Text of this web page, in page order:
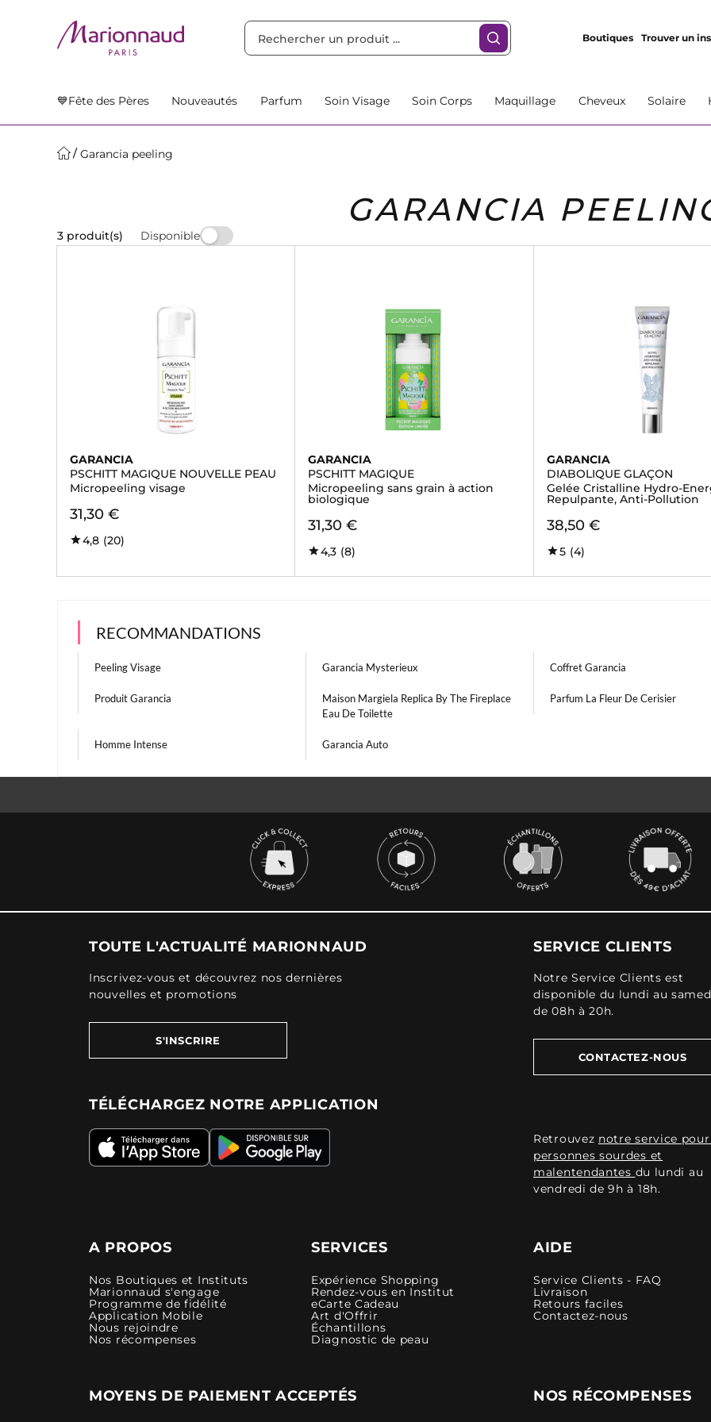
Boutiques Trouver un
💙Fête des Pères Nouveautés Parfum Soin Visage Soin Corps Maquillage Cheveux Solaire
Garancia peeling
GARANCIA
3 produit(s) Disponible
GARANCIA
PSCHITT MAGIQUE NOUVELLE PEAU
Micropeeling visage
31,30 €
4,8 (20)
GARANCIA
PSCHITT MAGIQUE
Micropeeling sans grain à action
biologique
31,30 €
4,3 (8)
GARANCIA
DIABOLIQUE GLAÇON
Gelée Cristalline Hydro-
Repulpante, Anti-Pollution
38,50 €
5 (4)
RECOMMANDATIONS
Peeling Visage Garancia Mysterieux Coffret Garancia
Produit Garancia
Maison Margiela Replica By The Fireplace
Eau De Toilette
Parfum La Fleur De Cerisier
Homme Intense Garancia Auto
TOUTE L'ACTUALITÉ MARIONNAUD
Inscrivez-vous et découvrez nos dernières
nouvelles et promotions
S'INSCRIRE
TÉLÉCHARGEZ NOTRE APPLICATION
SERVICE CLIENTS
Notre Service Clients est
disponible du lundi au
de 08h à 20h.
CONTACTEZ-NOUS
Retrouvez notre service
personnes sourdes et
malentendantes du lundi au
vendredi de 9h à 18h.
A PROPOS
Nos Boutiques et Instituts
Marionnaud s'engage
Programme de fidélité
Application Mobile
Nous rejoindre
Nos récompenses
SERVICES
Expérience Shopping
Rendez-vous en Institut
eCarte Cadeau
Art d'Offrir
Échantillons
Diagnostic de peau
AIDE
Service Clients - FAQ
Livraison
Retours faciles
Contactez-nous
MOYENS DE PAIEMENT ACCEPTÉS NOS RÉCOMPENSES